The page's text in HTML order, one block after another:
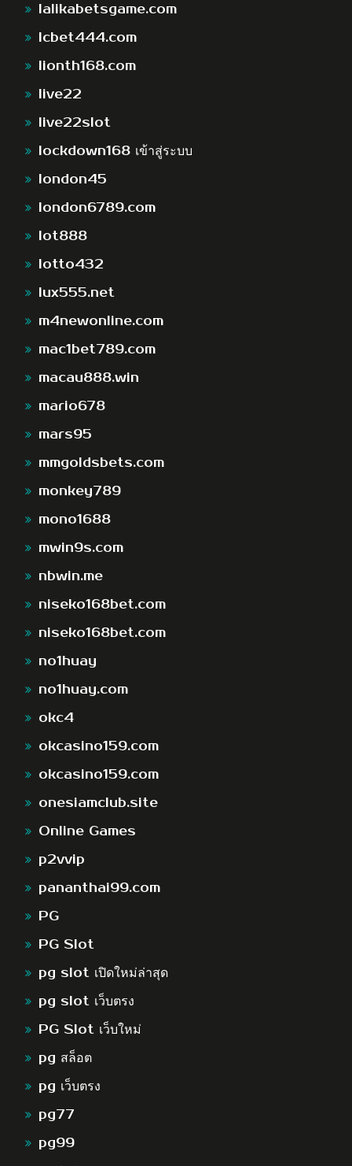
lalikabetsgame.com
lcbet444.com
lionth168.com
live22
live22slot
lockdown168 เข้าสู่ระบบ
london45
london6789.com
lot888
lotto432
lux555.net
m4newonline.com
mac1bet789.com
macau888.win
mario678
mars95
mmgoldsbets.com
monkey789
mono1688
mwin9s.com
nbwin.me
niseko168bet.com
niseko168bet.com
no1huay
no1huay.com
okc4
okcasino159.com
okcasino159.com
onesiamclub.site
Online Games
p2vvip
pananthai99.com
PG
PG Slot
pg slot เปิดใหม่ล่าสุด
pg slot เว็บตรง
PG Slot เว็บใหม่
pg สล็อต
pg เว็บตรง
pg77
pg99